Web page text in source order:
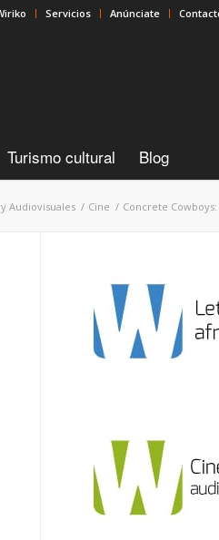
Servicios Anúnciate
Turismo cultural Blog
Audiovisuales / Cine / Concrete